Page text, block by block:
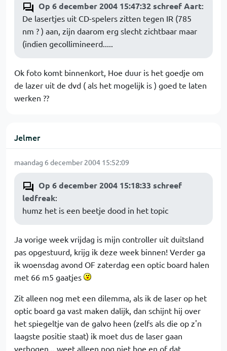
Op 6 december 2004 15:47:32 schreef Aart:
De lasertjes uit CD-spelers zitten tegen IR (785
nm ? ) aan, zijn daarom erg slecht zichtbaar maar
(indien gecollimineerd.....
Ok foto komt binnenkort, Hoe duur is het goedje om
de lazer uit de dvd ( als het mogelijk is ) goed te laten
werken ??
Jelmer
maandag 6 december 2004 15:52:09
Op 6 december 2004 15:18:33 schreef
ledfreak:
humz het is een beetje dood in het topic
Ja vorige week vrijdag is mijn controller uit duitsland
pas opgestuurd, krijg ik deze week binnen! Verder ga
ik woensdag avond OF zaterdag een optic board halen
met 66 m5 gaatjes
Zit alleen nog met een dilemma, als ik de laser op het
optic board ga vast maken dalijk, dan schijnt hij over
het spiegeltje van de galvo heen (zelfs als die op z'n
laagste positie staat) ik moet dus de laser gaan
verhogen... weet alleen nog niet hoe en of dat